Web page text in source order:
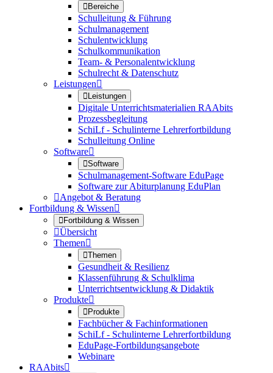
Bereiche
Schulleitung & Führung
Schulmanagement
Schulentwicklung
Schulkommunikation
Team- & Personalentwicklung
Schulrecht & Datenschutz
Leistungen
Leistungen
Digitale Unterrichtsmaterialien RAAbits
Prozessbegleitung
SchiLf - Schulinterne Lehrerfortbildung
Schulleitung Online
Software
Software
Schulmanagement-Software EduPage
Software zur Abiturplanung EduPlan
Angebot & Beratung
Fortbildung & Wissen
Fortbildung & Wissen
Übersicht
Themen
Themen
Gesundheit & Resilienz
Klassenführung & Schulklima
Unterrichtsentwicklung & Didaktik
Produkte
Produkte
Fachbücher & Fachinformationen
SchiLf - Schulinterne Lehrerfortbildung
EduPage-Fortbildungsangebote
Webinare
RAAbits